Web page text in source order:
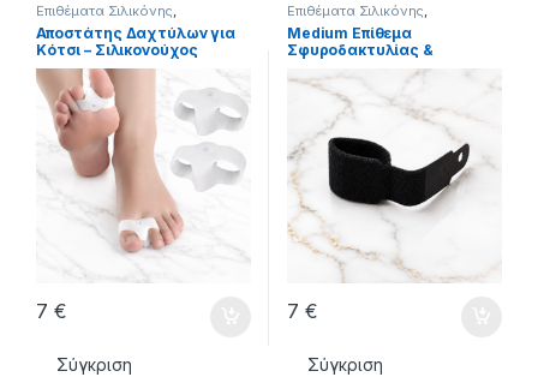
Επιθέματα Σιλικόνης,
ΣΙΛΙΚΟΝΕΣ - ΕΠΙΘΕΜΑΤΑ
Αποστάτης Δαχτύλων για
Κότσι – Σιλικονούχος
Διαχωριστής Βλαισού
Μεγάλου Δακτύλου
7 €
Σύγκριση
Επιθέματα Σιλικόνης,
ΣΙΛΙΚΟΝΕΣ - ΕΠΙΘΕΜΑΤΑ
Medium Επίθεμα
Σφυροδακτυλίας &
Εφιππεύσης Δακτύλου
7 €
Σύγκριση